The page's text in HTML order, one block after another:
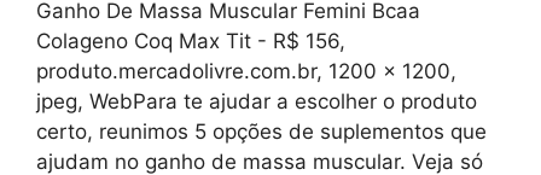
Ganho De Massa Muscular Femini Bcaa
Colageno Coq Max Tit - R$ 156,
produto.mercadolivre.com.br, 1200 x 1200,
jpeg, WebPara te ajudar a escolher o produto
certo, reunimos 5 opções de suplementos que
ajudam no ganho de massa muscular. Veja só